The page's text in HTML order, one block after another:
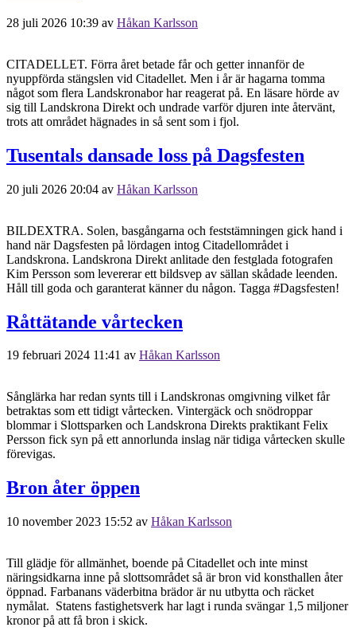
28 juli 2026 10:39 av Håkan Karlsson
CITADELLET. Förra året betade får och getter innanför de
nyuppförda stängslen vid Citadellet. Men i år är hagarna tomma
något som flera Landskronabor har reagerat på. En läsare hörde av
sig till Landskrona Direkt och undrade varför djuren inte återvänt,
trots att området hägnades in så sent som i fjol.
Tusentals dansade loss på Dagsfesten
20 juli 2026 20:04 av Håkan Karlsson
BILDEXTRA. Solen, basgångarna och feststämningen gick hand i
hand när Dagsfesten på lördagen intog Citadellområdet i
Landskrona. Landskrona Direkt anlitade den festglada fotografen
Kim Persson som levererar ett bildsvep av sällan skådade leenden.
Håll till goda och garanterat känner du någon. Tagga #Dagsfesten!
Råttätande vårtecken
19 februari 2024 11:41 av Håkan Karlsson
Sånglärka har redan synts till i Landskronas omgivning vilket får
betraktas som ett tidigt vårtecken. Vintergäck och snödroppar
blommar i Slottsparken och Landskrona Direkts praktikant Felix
Persson fick syn på ett annorlunda inslag när tidiga vårtecken skulle
förevigas.
Bron åter öppen
10 november 2023 15:52 av Håkan Karlsson
Till glädje för allmänhet, boende på Citadellet och inte minst
näringsidkarna inne på slottsområdet så är bron vid konsthallen åter
öppnad. Farbanans väderbitna brädor är nu utbytta och räcket
nymålat. Statens fastighetsverk har lagt i runda svängar 1,5 miljoner
kronor på att få bron i skick.